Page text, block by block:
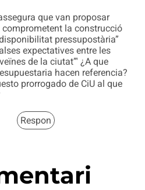
que van proposar
la construcció
pressupostària”
expectatives entre les
de la ciutat”' ¿A que
hacen referencia?
prorrogado de CiU al que
Respon